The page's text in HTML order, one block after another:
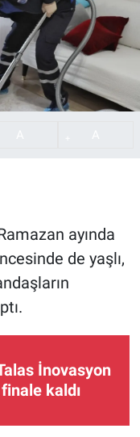
ayında
de yaşlı,
İnovasyon
kaldı